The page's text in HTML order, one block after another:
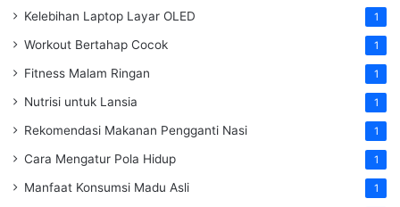
Kelebihan Laptop Layar OLED 1
Workout Bertahap Cocok 1
Fitness Malam Ringan 1
Nutrisi untuk Lansia 1
Rekomendasi Makanan Pengganti Nasi 1
Cara Mengatur Pola Hidup 1
Manfaat Konsumsi Madu Asli 1